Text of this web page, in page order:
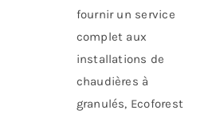
fournir un service
complet aux
installations de
chaudières à
granulés, Ecoforest